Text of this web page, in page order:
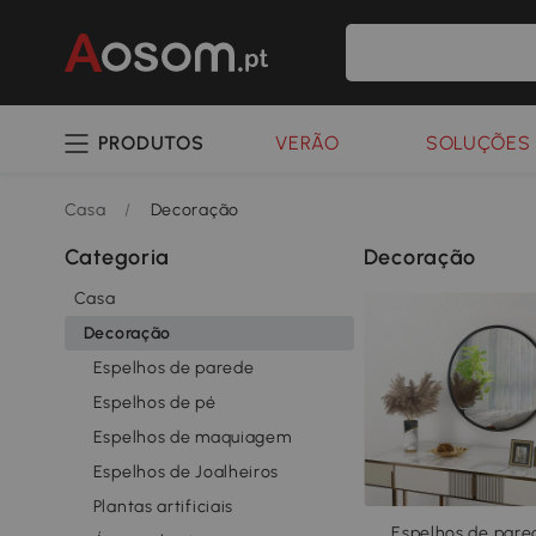
PRODUTOS VERÃO
Casa / Decoração
Categoria
Casa
Decoração
Espelhos de parede
Espelhos de pé
Espelhos de maquiagem
Espelhos de Joalheiros
Plantas artificiais
Decoração